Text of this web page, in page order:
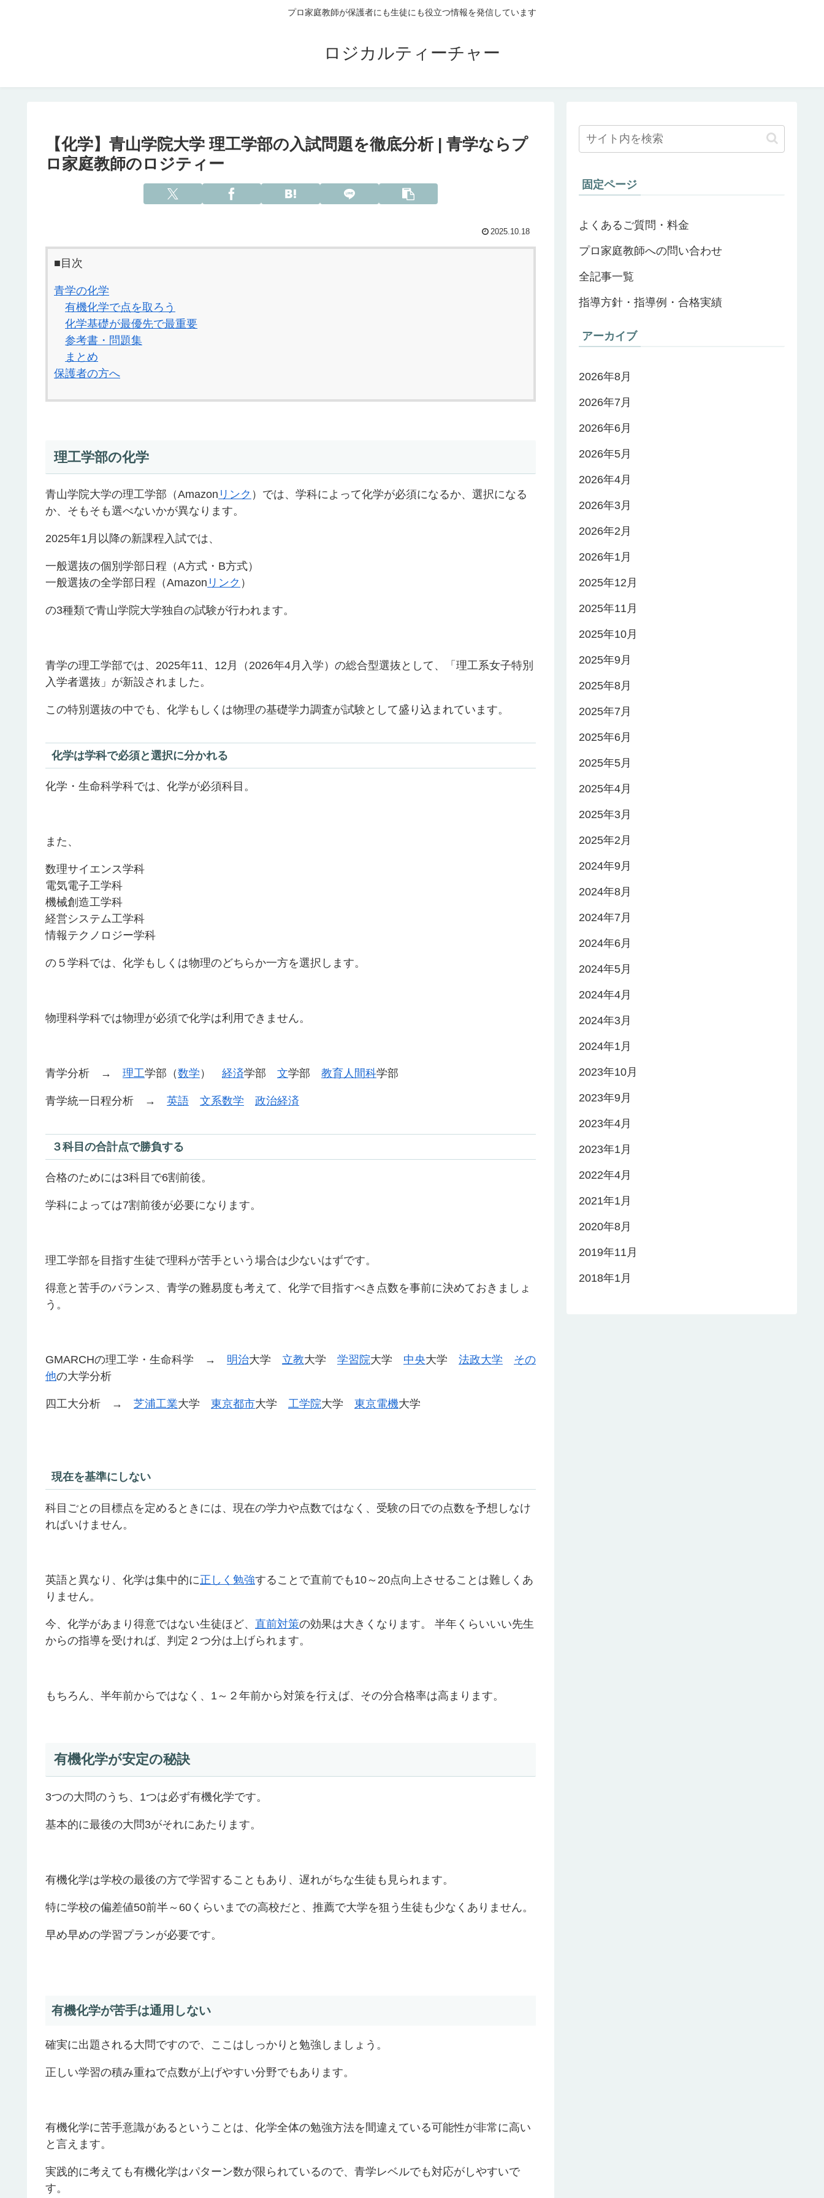
プロ家庭教師が保護者にも生徒にも役立つ情報を発信しています
ロジカルティーチャー
【化学】青山学院大学 理工学部の入試問題を徹底分析 | 青学ならプ
ロ家庭教師のロジティー
2025.10.18
■目次
青学の化学
有機化学で点を取ろう
化学基礎が最優先で最重要
参考書・問題集
まとめ
保護者の方へ
理工学部の化学
青山学院大学の理工学部（Amazon リンク ）では、学科によって化学が必須になるか、選択になる
か、そもそも選べないかが異なります。
2025年1月以降の新課程入試では、
一般選抜の個別学部日程（A方式・B方式）
一般選抜の全学部日程（Amazon リンク ）
の3種類で青山学院大学独自の試験が行われます。
青学の理工学部では、2025年11、12月（2026年4月入学）の総合型選抜として、「理工系女子特別
入学者選抜」が新設されました。
この特別選抜の中でも、化学もしくは物理の基礎学力調査が試験として盛り込まれています。
化学は学科で必須と選択に分かれる
化学・生命科学科では、化学が必須科目。
また、
数理サイエンス学科
電気電子工学科
機械創造工学科
経営システム工学科
情報テクノロジー学科
の５学科では、化学もしくは物理のどちらか一方を選択します。
物理科学科では物理が必須で化学は利用できません。
青学分析 → 理工学部（数学 ） 経済学部 文学部 教育人間科学部
青学統一日程分析 → 英語 文系数学 政治経済
３科目の合計点で勝負する
合格のためには3科目で6割前後。
学科によっては7割前後が必要になります。
理工学部を目指す生徒で理科が苦手という場合は少ないはずです。
得意と苦手のバランス、青学の難易度も考えて、化学で目指すべき点数を事前に決めておきましょ
う。
GMARCHの理工学・生命科学 → 明治大学 立教大学 学習院大学 中央大学 法政大学
その
他の大学分析
四工大分析 → 芝浦工業大学 東京都市大学 工学院大学 東京電機大学
現在を基準にしない
科目ごとの目標点を定めるときには、現在の学力や点数ではなく、受験の日での点数を予想しなけ
ればいけません。
英語と異なり、化学は集中的に正しく勉強することで直前でも10～20点向上させることは難しくあ
りません。
今、化学があまり得意ではない生徒ほど、 直前対策の効果は大きくなります。 半年くらいいい先生
からの指導を受ければ、判定２つ分は上げられます。
もちろん、半年前からではなく、1～２年前から対策を行えば、その分合格率は高まります。
有機化学が安定の秘訣
3つの大問のうち、1つは必ず有機化学です。
基本的に最後の大問3がそれにあたります。
有機化学は学校の最後の方で学習することもあり、遅れがちな生徒も見られます。
特に学校の偏差値50前半～60くらいまでの高校だと、推薦で大学を狙う生徒も少なくありません。
早め早めの学習プランが必要です。
有機化学が苦手は通用しない
確実に出題される大問ですので、ここはしっかりと勉強しましょう。
正しい学習の積み重ねで点数が上げやすい分野でもあります。
有機化学に苦手意識があるということは、化学全体の勉強方法を間違えている可能性が非常に高い
と言えます。
実践的に考えても有機化学はパターン数が限られているので、青学レベルでも対応がしやすいで
す。
固定ページ
よくあるご質問・料金
プロ家庭教師への問い合わせ
全記事一覧
指導方針・指導例・合格実績
アーカイブ
2026年8月
2026年7月
2026年6月
2026年5月
2026年4月
2026年3月
2026年2月
2026年1月
2025年12月
2025年11月
2025年10月
2025年9月
2025年8月
2025年7月
2025年6月
2025年5月
2025年4月
2025年3月
2025年2月
2024年9月
2024年8月
2024年7月
2024年6月
2024年5月
2024年4月
2024年3月
2024年1月
2023年10月
2023年9月
2023年4月
2023年1月
2022年4月
2021年1月
2020年8月
2019年11月
2018年1月